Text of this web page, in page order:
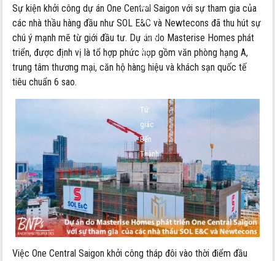
đôi:
Biểu
tượng
mới
tại
Tứ
giác
Bến
Thành
Sự kiện khởi công dự án One Central Saigon với sự tham gia của
các nhà thầu hàng đầu như SOL E&C và Newtecons đã thu hút sự
chú ý mạnh mẽ từ giới đầu tư. Dự án do Masterise Homes phát
triển, được định vị là tổ hợp phức hợp gồm văn phòng hạng A,
trung tâm thương mại, căn hộ hàng hiệu và khách sạn quốc tế
tiêu chuẩn 6 sao.
Việc One Central Saigon khởi công tháp đôi vào thời điểm đầu